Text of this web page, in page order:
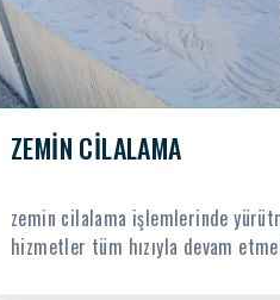
ZEMİN CİLALAMA
zemin cilalama işlemlerinde
hizmetler tüm hızıyla devam